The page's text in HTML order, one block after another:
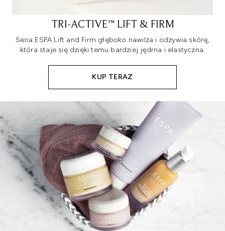
TRI-ACTIVE™ LIFT & FIRM
Seria ESPA Lift and Firm głęboko nawilża i odżywia skórę,
która staje się dzięki temu bardziej jędrna i elastyczna.
KUP TERAZ